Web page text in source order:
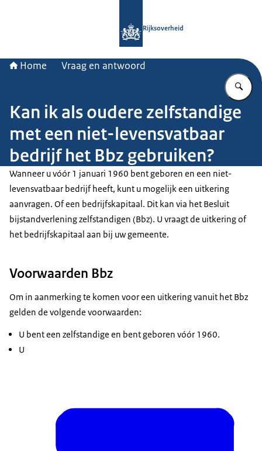
Rijksoverheid
Home Vraag en antwoord
Kan ik als oudere zelfstandige
met een niet-levensvatbaar
bedrijf het Bbz gebruiken?
Wanneer u vóór 1 januari 1960 bent geboren en een niet-
levensvatbaar bedrijf heeft, kunt u mogelijk een uitkering
aanvragen. Of een bedrijfskapitaal. Dit kan via het Besluit
bijstandverlening zelfstandigen (Bbz). U vraagt de uitkering of
het bedrijfskapitaal aan bij uw gemeente.
Voorwaarden Bbz
Om in aanmerking te komen voor een uitkering vanuit het Bbz
gelden de volgende voorwaarden:
U bent een zelfstandige en bent geboren vóór 1960.
U